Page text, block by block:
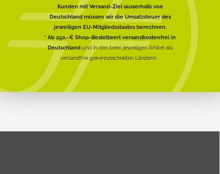
Kunden mit Versand-Ziel ausserhalb von
Deutschland müssen wir die Umsatzsteuer des
jeweiligen EU-Mitgliedsstaates berechnen.
* Ab 250,-€ Shop-Bestellwert versandkostenfrei in
Deutschlandund in den beim jeweiligen Artikel als
versandfrei gekennzeichneten Ländern!